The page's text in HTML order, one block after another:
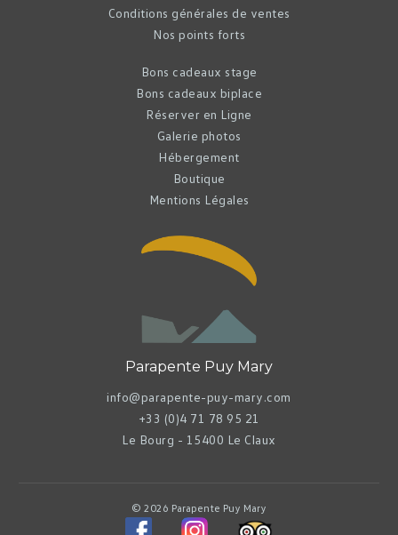
Conditions générales de ventes
Nos points forts
Bons cadeaux stage
Bons cadeaux biplace
Réserver en Ligne
Galerie photos
Hébergement
Boutique
Mentions Légales
Parapente Puy Mary
info@parapente-puy-mary.com
+33 (0)4 71 78 95 21
Le Bourg - 15400 Le Claux
© 2026 Parapente Puy Mary